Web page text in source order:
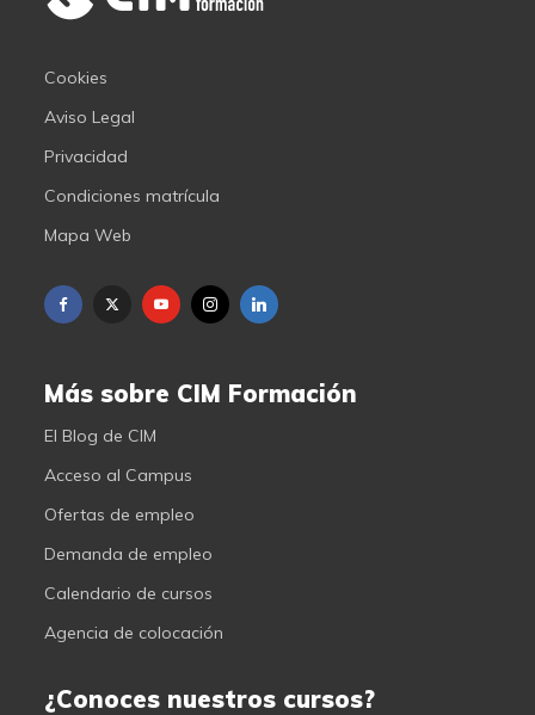
Cookies
Aviso Legal
Privacidad
Condiciones matrícula
Mapa Web
Más sobre CIM Formación
El Blog de CIM
Acceso al Campus
Ofertas de empleo
Demanda de empleo
Calendario de cursos
Agencia de colocación
¿Conoces nuestros cursos?